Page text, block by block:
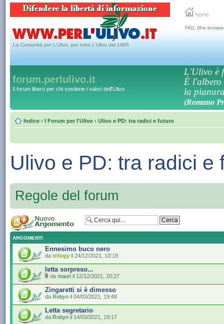
home
La Comunità per L'Ulivo, per tutto L'Ulivo dal 1995
FAIL (the
forum.perlulivo.it
Il forum libero per chi sostiene i valori dell'Ulivo
L'Ulivo è
È l'albero
la
(Romano
Indice ‹ I Forum per l'Ulivo ‹ Ulivo e PD: tra radici e futuro
Ulivo e PD: tra radici e
Regole del forum
ARGOMENTI
Ennesimo buco nero
da trilogy il 24/12/2021, 10:19
letta sorpreso...
da mauri il 12/12/2021, 20:27
Zingaretti si è dimesso
da Robyn il 04/03/2021, 19:48
Letta segretario
da Robyn il 14/03/2021, 19:17